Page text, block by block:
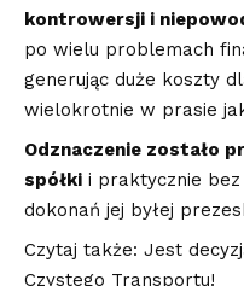
kontrowersji i
po wielu problemach
generując duże koszty
wielokrotnie w prasie
Odznaczenie zostało
spółki i praktycznie
dokonań jej byłej
Czytaj także: Jest
Czystego Transportu!